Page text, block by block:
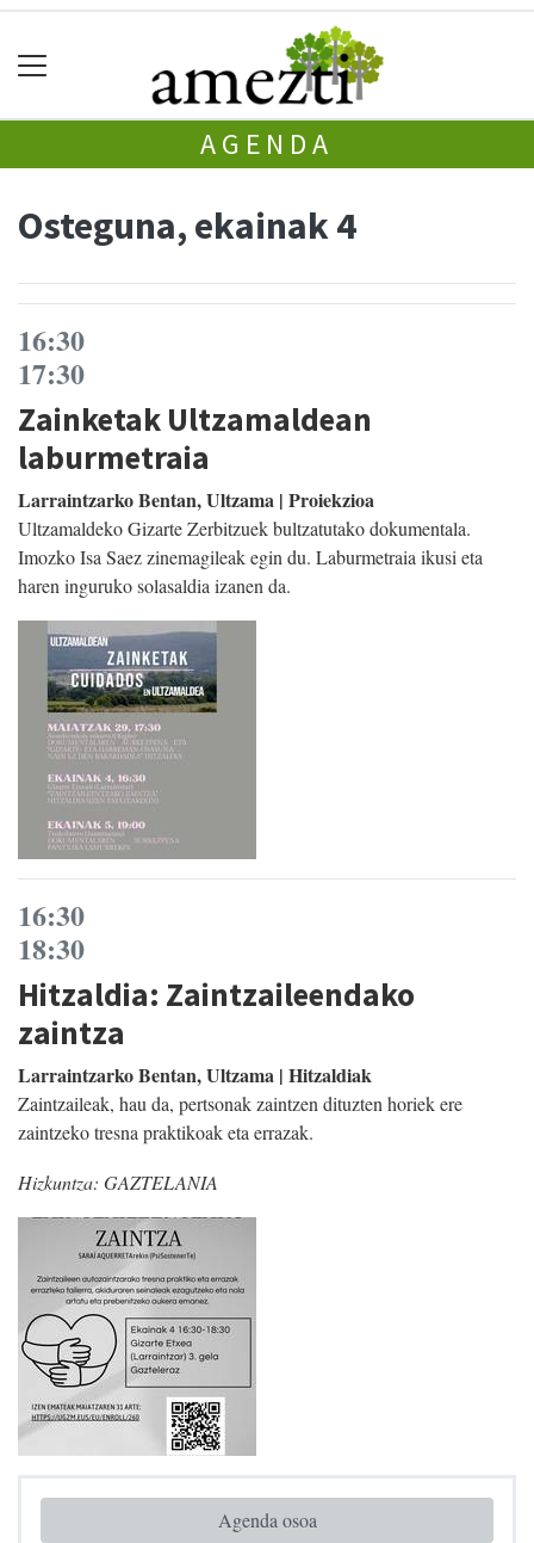
AGENDA
Osteguna, ekainak 4
16:30
17:30
Zainketak Ultzamaldean
laburmetraia
Larraintzarko Bentan, Ultzama | Proiekzioa
Ultzamaldeko Gizarte Zerbitzuek bultzatutako dokumentala.
Imozko Isa Saez zinemagileak egin du. Laburmetraia ikusi eta
haren inguruko solasaldia izanen da.
16:30
18:30
Hitzaldia: Zaintzaileendako
zaintza
Larraintzarko Bentan, Ultzama | Hitzaldiak
Zaintzaileak, hau da, pertsonak zaintzen dituzten horiek ere
zaintzeko tresna praktikoak eta errazak.
Hizkuntza: GAZTELANIA
Agenda osoa